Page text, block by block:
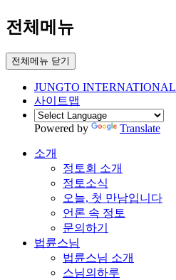
전체메뉴
전체메뉴 닫기
JUNGTO INTERNATIONAL
사이트맵
Powered by Translate
소개
정토회 소개
정토소식
오늘, 첫 만남입니다
언론 속 정토
문의하기
법륜스님
법륜스님 소개
스님의하루